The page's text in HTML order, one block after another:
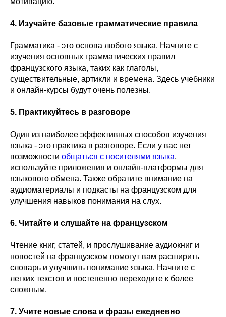
4. Изучайте базовые грамматические правила
Грамматика - это основа любого языка. Начните с
изучения основных грамматических правил
французского языка, таких как глаголы,
существительные, артикли и времена. Здесь учебники
и онлайн-курсы будут очень полезны.
5. Практикуйтесь в разговоре
Один из наиболее эффективных способов изучения
языка - это практика в разговоре. Если у вас нет
возможности общаться с носителями языка,
используйте приложения и онлайн-платформы для
языкового обмена. Также обратите внимание на
аудиоматериалы и подкасты на французском для
улучшения навыков понимания на слух.
6. Читайте и слушайте на французском
Чтение книг, статей, и прослушивание аудиокниг и
новостей на французском помогут вам расширить
словарь и улучшить понимание языка. Начните с
легких текстов и постепенно переходите к более
сложным.
7. Учите новые слова и фразы ежедневно